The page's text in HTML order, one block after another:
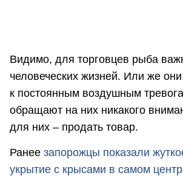
Видимо, для торговцев рыба
человеческих жизней. Или же
к постоянным воздушным
обращают на них никакого
для них – продать товар.
Ранее запорожцы показали
укрытие с крысами в самом